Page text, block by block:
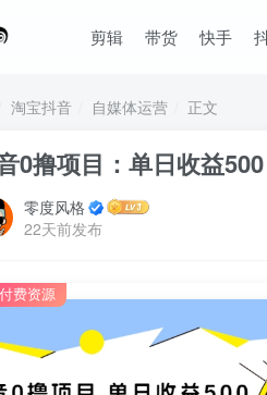
剪辑 带货 快手
淘宝抖音 自媒体运营 正文
0撸项目：单日收益
零度风格
22天前发布
付费资源